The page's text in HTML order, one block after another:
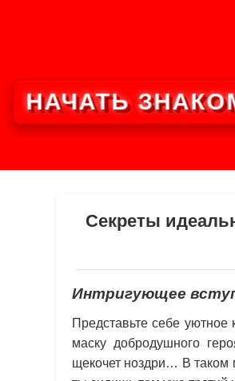
Секреты
Интригующее
Представьте себе
маску добродушного
щекочет ноздри… В таком
НАЧАТЬ